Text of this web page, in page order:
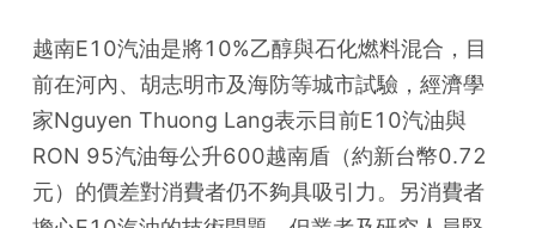
越南E10汽油是將10%乙醇與石化燃料混合，目
前在河內、胡志明市及海防等城市試驗，經濟學
家Nguyen Thuong Lang表示目前E10汽油與
RON 95汽油每公升600越南盾（約新台幣0.72
元）的價差對消費者仍不夠具吸引力。另消費者